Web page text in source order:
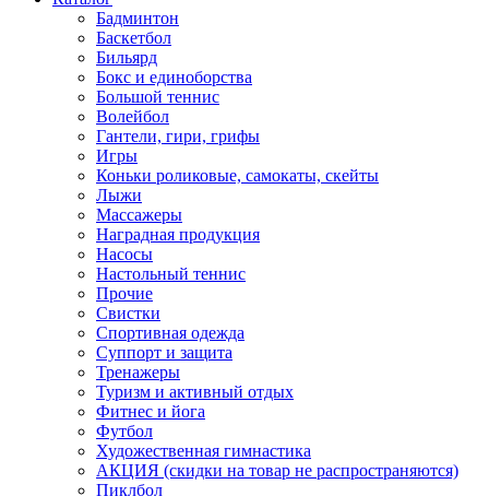
Бадминтон
Баскетбол
Бильярд
Бокс и единоборства
Большой теннис
Волейбол
Гантели, гири, грифы
Игры
Коньки роликовые, самокаты, скейты
Лыжи
Массажеры
Наградная продукция
Насосы
Настольный теннис
Прочие
Свистки
Спортивная одежда
Суппорт и защита
Тренажеры
Туризм и активный отдых
Фитнес и йога
Футбол
Художественная гимнастика
АКЦИЯ (скидки на товар не распространяются)
Пиклбол